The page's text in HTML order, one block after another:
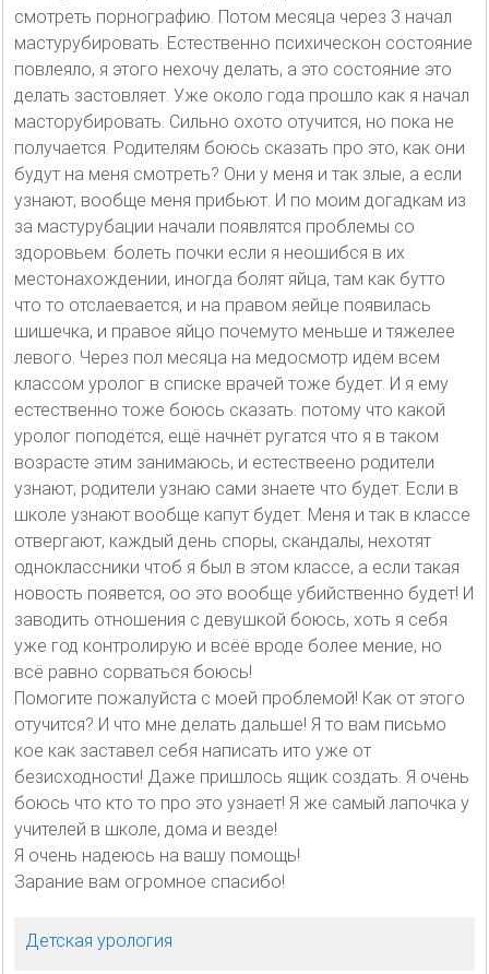
смотреть порнографию. Потом месяца через 3 начал
мастурубировать. Естественно психическон состояние
повлеяло, я этого нехочу делать, а это состояние это
делать застовляет. Уже около года прошло как я начал
масторубировать. Сильно охото отучится, но пока не
получается. Родителям боюсь сказать про это, как они
будут на меня смотреть? Они у меня и так злые, а если
узнают, вообще меня прибьют. И по моим догадкам из
за мастурубации начали появлятся проблемы со
здоровьем: болеть почки если я неошибся в их
местонахождении, иногда болят яйца, там как бутто
что то отслаевается, и на правом яейце появилась
шишечка, и правое яйцо почемуто меньше и тяжелее
левого. Через пол месяца на медосмотр идём всем
классом уролог в списке врачей тоже будет. И я ему
естественно тоже боюсь сказать. потому что какой
уролог поподётся, ещё начнёт ругатся что я в таком
возрасте этим занимаюсь, и естествеено родители
узнают, родители узнаю сами знаете что будет. Если в
школе узнают вообще капут будет. Меня и так в классе
отвергают, каждый день споры, скандалы, нехотят
одноклассники чтоб я был в этом классе, а если такая
новость появется, оо это вообще убийственно будет! И
заводить отношения с девушкой боюсь, хоть я себя
уже год контролирую и всёё вроде более мение, но
всё равно сорваться боюсь!
Помогите пожалуйста с моей проблемой! Как от этого
отучится? И что мне делать дальше! Я то вам письмо
кое как заставел себя написать ито уже от
безисходности! Даже пришлось ящик создать. Я очень
боюсь что кто то про это узнает! Я же самый лапочка у
учителей в школе, дома и везде!
Я очень надеюсь на вашу помощь!
Зарание вам огромное спасибо!
Детская урология